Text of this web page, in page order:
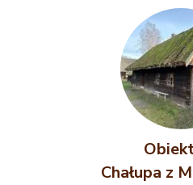
Chałupa z